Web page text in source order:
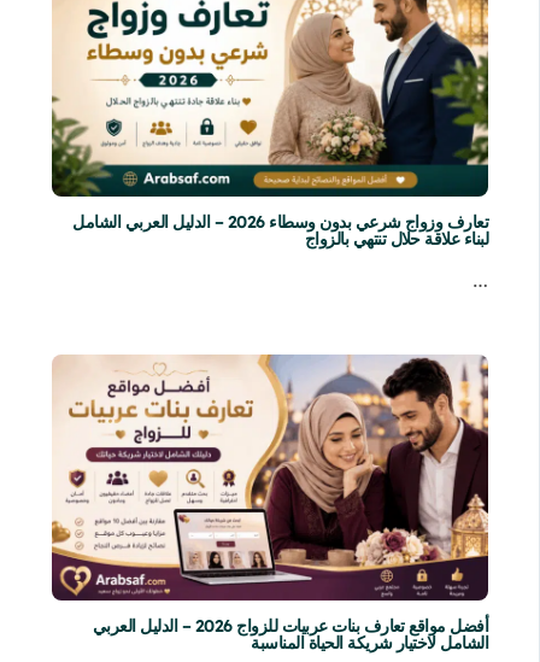
تعارف وزواج شرعي بدون وسطاء 2026 – الدليل العربي الشامل
لبناء علاقة حلال تنتهي بالزواج
…
أفضل مواقع تعارف بنات عربيات للزواج 2026 – الدليل العربي
الشامل لاختيار شريكة الحياة المناسبة